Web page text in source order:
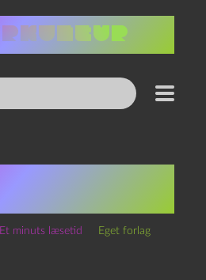
Et minuts læsetid Eget forlag